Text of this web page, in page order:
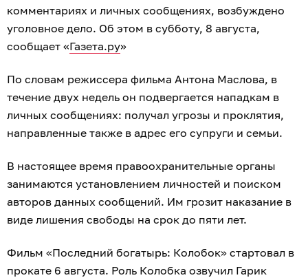
комментариях и личных сообщениях, возбуждено
уголовное дело. Об этом в субботу, 8 августа,
сообщает «Газета.ру»
По словам режиссера фильма Антона Маслова, в
течение двух недель он подвергается нападкам в
личных сообщениях: получал угрозы и проклятия,
направленные также в адрес его супруги и семьи.
В настоящее время правоохранительные органы
занимаются установлением личностей и поиском
авторов данных сообщений. Им грозит наказание в
виде лишения свободы на срок до пяти лет.
Фильм «Последний богатырь: Колобок» стартовал в
прокате 6 августа. Роль Колобка озвучил Гарик